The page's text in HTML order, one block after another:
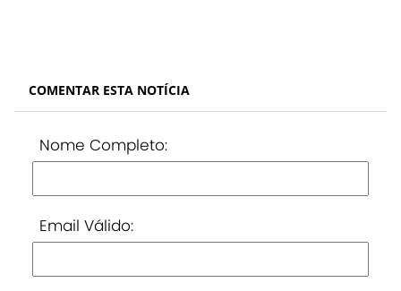
COMENTAR ESTA NOTÍCIA
Nome Completo:
Email Válido: